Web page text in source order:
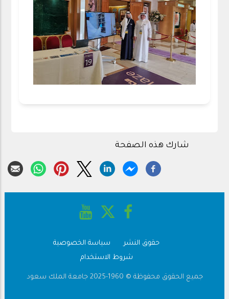
شارك هذه الصفحة
حقوق النشر
سياسة الخصوصية
شروط الاستخدام
جميع الحقوق محفوظة © 1960-2025 جامعة الملك سعود